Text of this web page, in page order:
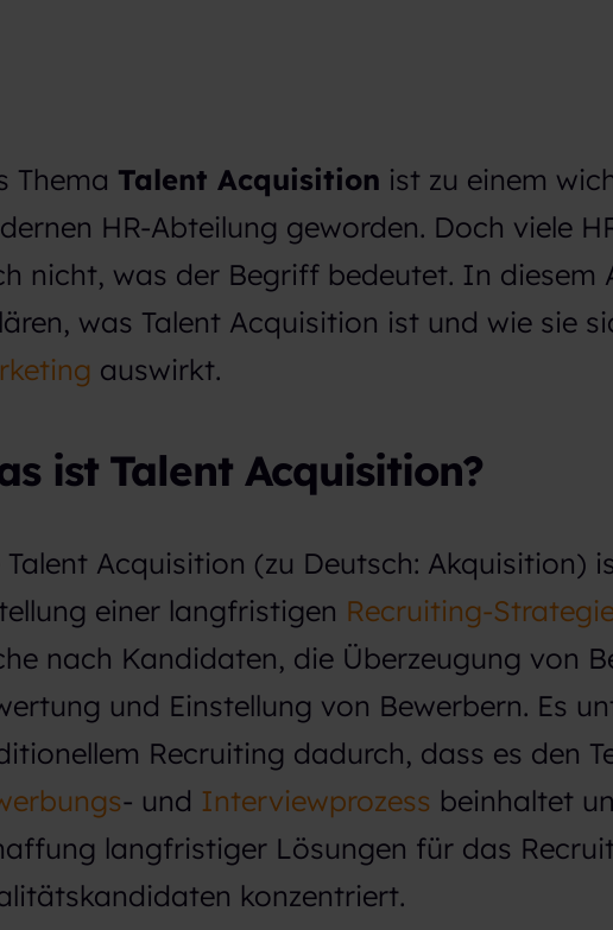
Thema Talent Acquisition ist zu einem
HR-Abteilung geworden. Doch viele
nicht, was der Begriff bedeutet. In diesem
was Talent Acquisition ist und wie sie
auswirkt.
ist Talent Acquisition?
Talent Acquisition (zu Deutsch: Akquisition)
einer langfristigen Recruiting-
nach Kandidaten, die Überzeugung von
und Einstellung von Bewerbern. Es
Recruiting dadurch, dass es den
- und Interviewprozess beinhaltet
langfristiger Lösungen für das
konzentriert.